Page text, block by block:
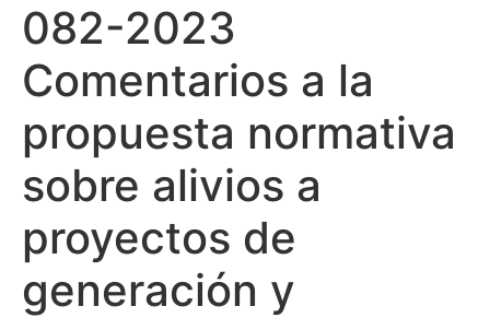
082-2023
Comentarios a la
propuesta normativa
sobre alivios a
proyectos de
generación y